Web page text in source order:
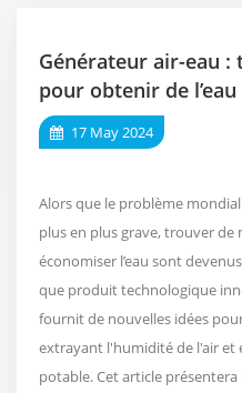
Générateur air-eau
pour obtenir de
17 May 2024
Alors que le problème
plus en plus grave, trouver de
économiser l’eau sont
que produit technologique
fournit de nouvelles idées
extrayant l'humidité de l'air et
potable. Cet article